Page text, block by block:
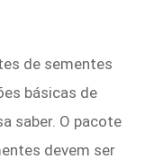
de sementes
básicas de
saber. O pacote
devem ser